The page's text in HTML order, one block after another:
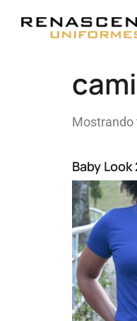
Mostrando
Baby Look